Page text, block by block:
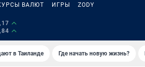
ВАЛЮТ ИГРЫ ZODY
в Таиланде Где начать новую жизнь?